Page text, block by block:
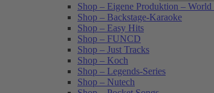
Shop – Eigene Produktion –
Shop – Backstage-Karaoke
Shop – Easy Hits
Shop – FUNCD
Shop – Just Tracks
Shop – Koch
Shop – Legends-Series
Shop – Nutech